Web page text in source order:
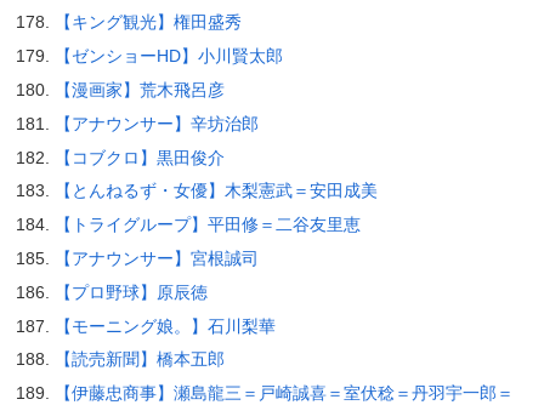
【キング観光】権田盛秀
【ゼンショーHD】小川賢太郎
【漫画家】荒木飛呂彦
【アナウンサー】辛坊治郎
【コブクロ】黒田俊介
【とんねるず・女優】木梨憲武＝安田成美
【トライグループ】平田修＝二谷友里恵
【アナウンサー】宮根誠司
【プロ野球】原辰徳
【モーニング娘。】石川梨華
【読売新聞】橋本五郎
【伊藤忠商事】瀬島龍三＝戸崎誠喜＝室伏稔＝丹羽宇一郎＝